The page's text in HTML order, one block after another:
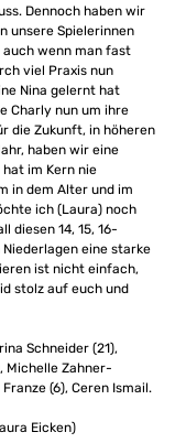
Dennoch haben wir
unsere Spielerinnen
wenn man fast
viel Praxis nun
Nina gelernt hat
Charly nun um ihre
die Zukunft, in höheren
haben wir eine
im Kern nie
in dem Alter und im
ich (Laura) noch
diesen 14, 15, 16-
eine starke
ist nicht einfach,
stolz auf euch und
Schneider (21),
Michelle Zahner-
(6), Ceren Ismail.
Eicken)